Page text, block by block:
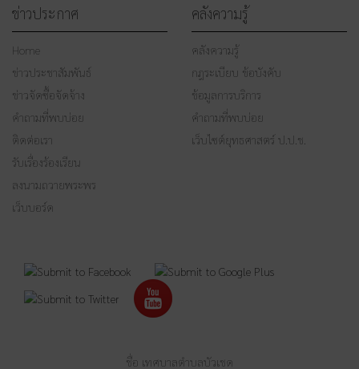
ข่าวประกาศ
Home
ข่าวประชาสัมพันธ์
ข่าวจัดซื้อจัดจ้าง
คำถามที่พบบ่อย
ติดต่อเรา
รับเรื่องร้องเรียน
ลงนามถวายพระพร
เว็บบอร์ด
คลังความรู้
คลังความรู้
กฎระเบียบ ข้อบังคับ
ข้อมูลการบริการ
คำถามที่พบบ่อย
เว็บไซต์ยุทธศาสตร์ ป.ป.ช.
ชื่อ เทศบาลตำบลบัวเชด